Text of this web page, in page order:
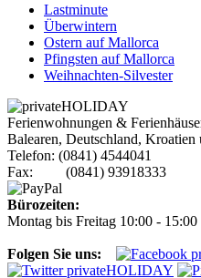
Lastminute
Überwintern
Ostern auf Mallorca
Pfingsten auf Mallorca
Weihnachten-Silvester
Ferienwohnungen &
Balearen, Deutschland, Kroatien
Telefon: (0841) 4544041
Fax: (0841) 93918333
Bürozeiten:
Montag bis Freitag 10:00 -
Folgen Sie uns: